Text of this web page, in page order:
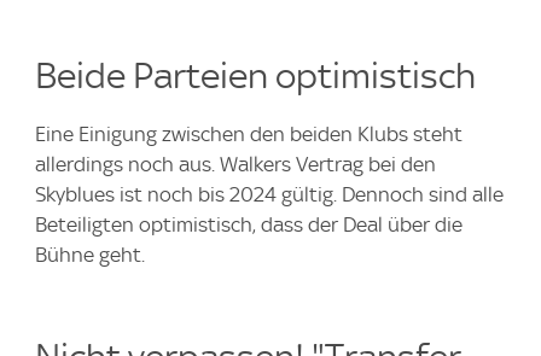
Beide Parteien optimistisch
Eine Einigung zwischen den beiden Klubs steht
allerdings noch aus. Walkers Vertrag bei den
Skyblues ist noch bis 2024 gültig. Dennoch sind alle
Beteiligten optimistisch, dass der Deal über die
Bühne geht.